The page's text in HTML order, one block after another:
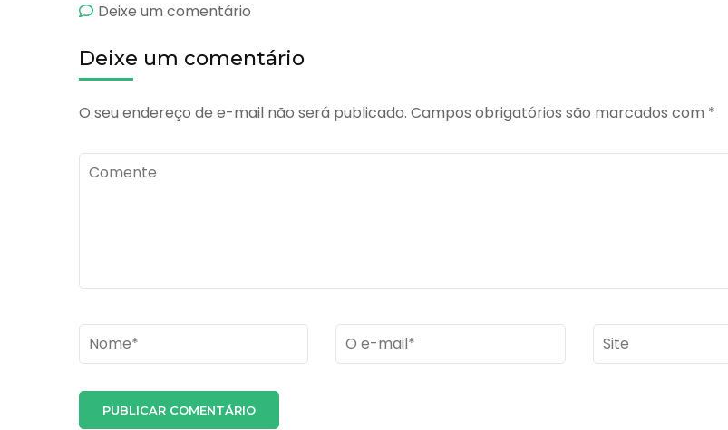
Deixe um comentário
Deixe um comentário
O seu endereço de e-mail não será publicado. Campos obrigatórios são marcados com *
Comente
Name* Email * Site